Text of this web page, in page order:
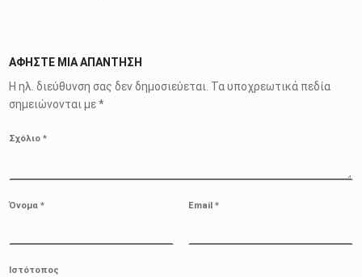
ΑΦΉΣΤΕ ΜΙΑ ΑΠΆΝΤΗΣΗ
Η ηλ. διεύθυνση σας δεν δημοσιεύεται. Τα υποχρεωτικά πεδία
σημειώνονται με*
Σχόλιο*
Όνομα* Email *
Ιστότοπος